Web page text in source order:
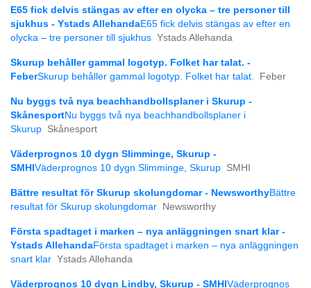
E65 fick delvis stängas av efter en olycka – tre personer till
sjukhus - Ystads AllehandaE65 fick delvis stängas av efter en
olycka – tre personer till sjukhus Ystads Allehanda
Skurup behåller gammal logotyp. Folket har talat. -
FeberSkurup behåller gammal logotyp. Folket har talat. Feber
Nu byggs två nya beachhandbollsplaner i Skurup -
SkånesportNu byggs två nya beachhandbollsplaner i
Skurup Skånesport
Väderprognos 10 dygn Slimminge, Skurup -
SMHI Väderprognos 10 dygn Slimminge, Skurup SMHI
Bättre resultat för Skurup skolungdomar - NewsworthyBättre
resultat för Skurup skolungdomar
Newsworthy
Första spadtaget i marken – nya anläggningen snart klar -
Ystads AllehandaFörsta spadtaget i marken – nya anläggningen
snart klar Ystads Allehanda
Väderprognos 10 dygn Lindby, Skurup - SMHI Väderprognos